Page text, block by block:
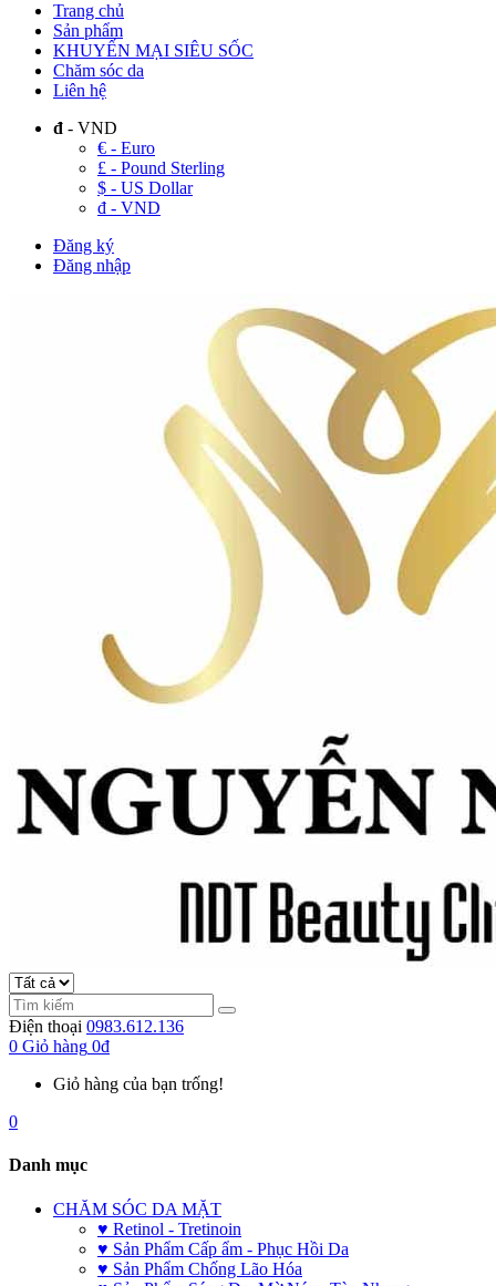
Trang chủ
Sản phẩm
KHUYẾN MẠI SIÊU SỐC
Chăm sóc da
Liên hệ
đ - VND
€ - Euro
£ - Pound Sterling
$ - US Dollar
đ - VND
Đăng ký
Đăng nhập
Điện thoại 0983.612.136
0 Giỏ hàng 0đ
Giỏ hàng của bạn trống!
0
Danh mục
CHĂM SÓC DA MẶT
♥ Retinol - Tretinoin
♥ Sản Phẩm Cấp ẩm - Phục Hồi Da
♥ Sản Phẩm Chống Lão Hóa